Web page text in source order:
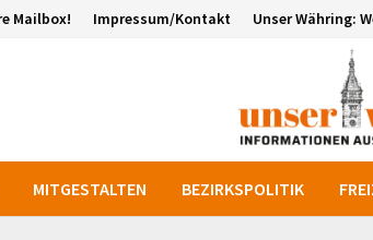
Mailbox! Impressum/Kontakt Unser Währing:
MITGESTALTEN BEZIRKSPOLITIK